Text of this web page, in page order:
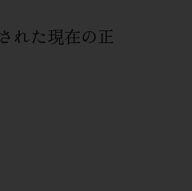
れた現在の正